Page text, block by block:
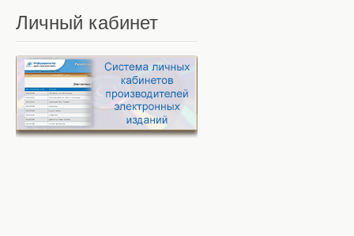
Личный кабинет